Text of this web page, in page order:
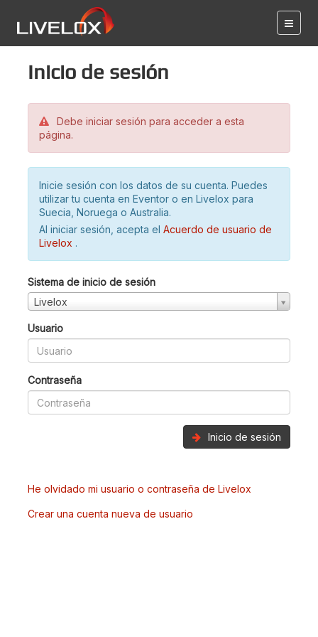
Inicio de sesión
Debe iniciar sesión para acceder a esta
página.
Inicie sesión con los datos de su cuenta. Puedes
utilizar tu cuenta en Eventor o en Livelox para
Suecia, Noruega o Australia.
Al iniciar sesión, acepta el Acuerdo de usuario de
Livelox .
Sistema de inicio de sesión
Livelox
Usuario
Contraseña
Inicio de sesión
He olvidado mi usuario o contraseña de Livelox
Crear una cuenta nueva de usuario